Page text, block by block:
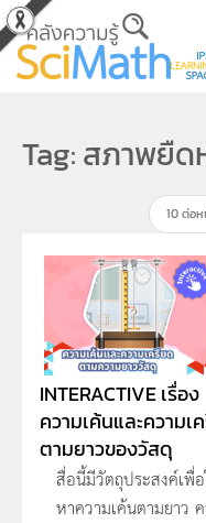
Skip to main
Tag: สภาพยื
INTERACTIVE เรื่อง
ความเค้นและความเ
ตามยาวของวัสดุ
สื่อนี้มีวัตถุประสงค์เพื่
หาความเค้นตามยาว